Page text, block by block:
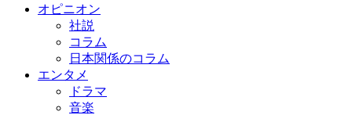
オピニオン
社説
コラム
日本関係のコラム
エンタメ
ドラマ
音楽